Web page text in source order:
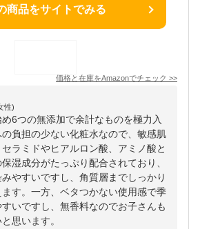
商品をサイトでみる
価格と在庫をAmazonでチェック >>
性)
6つの無添加で余計なものを極力入
負担の少ない化粧水なので、敏感肌
ラミドやヒアルロン酸、アミノ酸と
湿成分がたっぷり配合されており、
やすいですし、角質層までしっかり
す。一方、ベタつかない使用感で季
いですし、無香料なのでお子さんも
思います。